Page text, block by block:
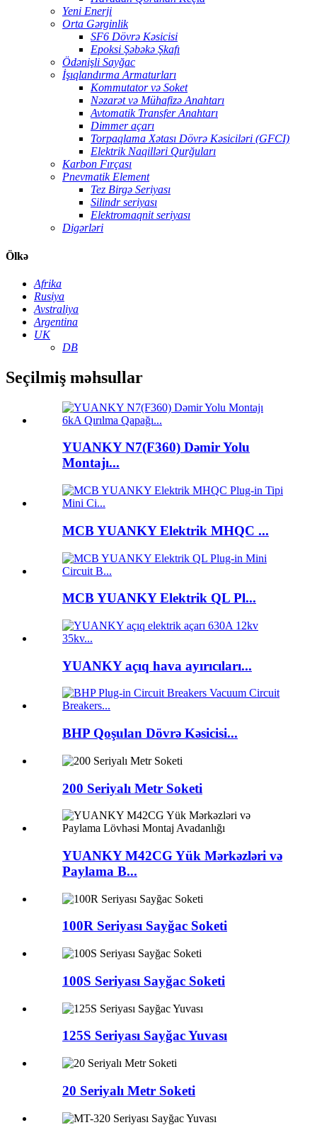
Yeni Enerji
Orta Gərginlik
SF6 Dövrə Kəsicisi
Epoksi Şəbəkə Şkafı
Ödənişli Sayğac
İşıqlandırma Armaturları
Kommutator və Soket
Nəzarət və Mühafizə Anahtarı
Avtomatik Transfer Anahtarı
Dimmer açarı
Torpaqlama Xətası Dövrə Kəsiciləri (GFCI)
Elektrik Naqilləri Qurğuları
Karbon Fırçası
Pnevmatik Element
Tez Birgə Seriyası
Silindr seriyası
Elektromaqnit seriyası
Digərləri
Ölkə
Afrika
Rusiya
Avstraliya
Argentina
UK
DB
Seçilmiş məhsullar
YUANKY N7(F360) Dəmir Yolu
Montajı...
MCB YUANKY Elektrik MHQC ...
MCB YUANKY Elektrik QL Pl...
YUANKY açıq hava ayırıcıları...
BHP Qoşulan Dövrə Kəsicisi...
200 Seriyalı Metr Soketi
YUANKY M42CG Yük Mərkəzləri və
Paylama B...
100R Seriyası Sayğac Soketi
100S Seriyası Sayğac Soketi
125S Seriyası Sayğac Yuvası
20 Seriyalı Metr Soketi